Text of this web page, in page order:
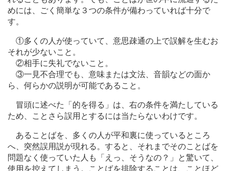
めには、ごく簡単な３つの条件が備わっていれば十分で
す。
①多くの人が使っていて、意思疎通の上で誤解を生むお
それが少ないこと。
②相手に失礼でないこと。
③一見不合理でも、意味または文法、音韻などの面か
ら、何らかの説明が可能であること。
冒頭に述べた「的を得る」は、右の条件を満たしている
ため、ことさら誤用とするには当たらないわけです。
あることばを、多くの人が平和裏に使っているところ
へ、突然誤用説が現れる。すると、それまでそのことばを
問題なく使っていた人も「えっ、そうなの？」と驚いて、
使用を控えてしまう。ことばを排除することは、ことほど